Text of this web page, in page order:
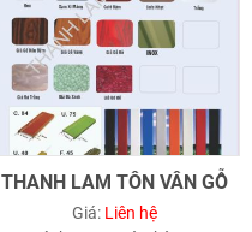
THANH LAM TÔN VÂN GỖ
Giá: Liên hệ